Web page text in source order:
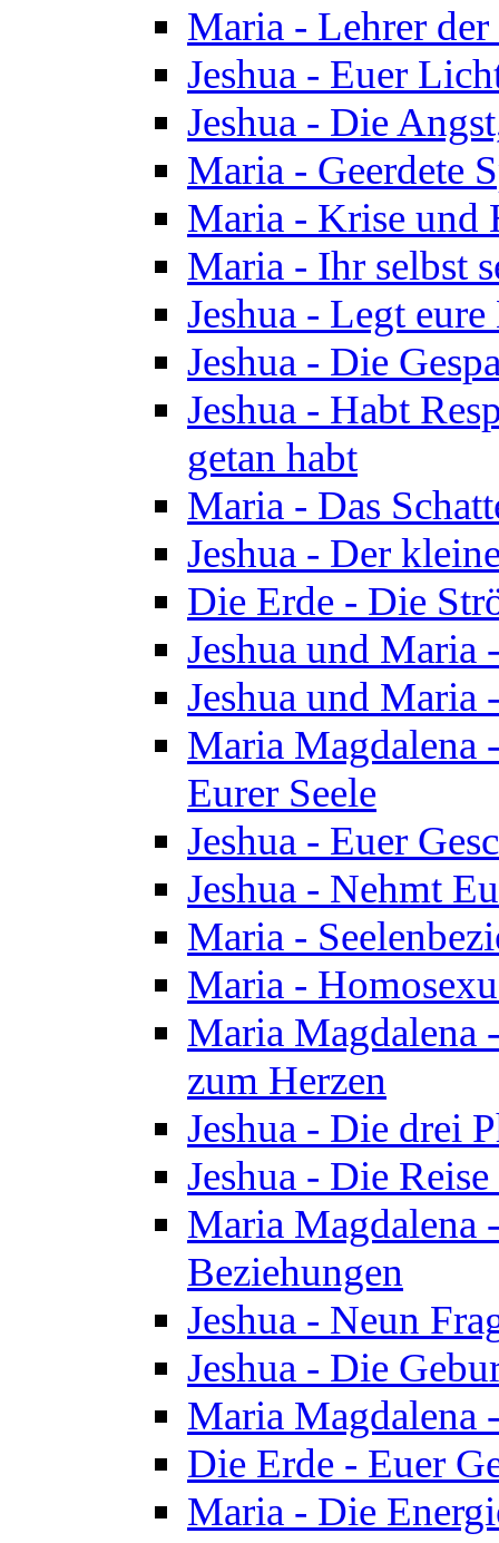
Maria - Lehrer
Jeshua - Euer
Jeshua - Die
Maria - Geerdete
Maria - Krise und
Maria - Ihr selbst
Jeshua - Legt
Jeshua - Die
Jeshua - Habt
getan habt
Maria - Das
Jeshua - Der
Die Erde - Die
Jeshua und Maria
Jeshua und Maria
Maria Magdalena
Eurer Seele
Jeshua - Euer
Jeshua - Nehmt
Maria -
Maria -
Maria Magdalena
zum Herzen
Jeshua - Die drei
Jeshua - Die
Maria Magdalena
Beziehungen
Jeshua - Neun
Jeshua - Die
Maria Magdalena
Die Erde - Euer
Maria - Die